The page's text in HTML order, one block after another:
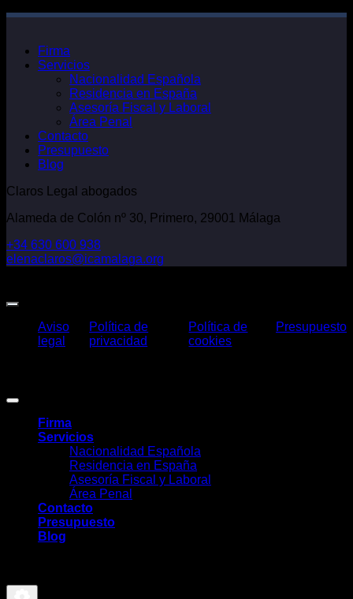
Firma
Servicios
Nacionalidad Española
Residencia en España
Asesoría Fiscal y Laboral
Área Penal
Contacto
Presupuesto
Blog
Claros Legal abogados
Alameda de Colón nº 30, Primero, 29001 Málaga
+34 630 600 938
elenaclaros@icamalaga.org
Aviso
legal
Política de
privacidad
Política de
cookies
Presupuesto
Firma
Servicios
Nacionalidad Española
Residencia en España
Asesoría Fiscal y Laboral
Área Penal
Contacto
Presupuesto
Blog